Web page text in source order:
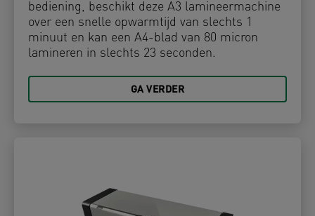
bediening, beschikt deze A3 lamineermachine
over een snelle opwarmtijd van slechts 1
minuut en kan een A4-blad van 80 micron
lamineren in slechts 23 seconden.
GA VERDER